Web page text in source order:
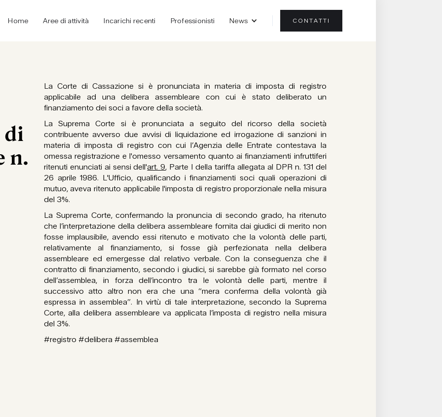
Home Aree di attività Incarichi recenti Professionisti News CONTATTI
di
n.
La Corte di Cassazione si è pronunciata in materia di imposta di registro
applicabile ad una delibera assembleare con cui è stato deliberato un
finanziamento dei soci a favore della società.
La Suprema Corte si è pronunciata a seguito del ricorso della società
contribuente avverso due avvisi di liquidazione ed irrogazione di sanzioni in
materia di imposta di registro con cui l’Agenzia delle Entrate contestava la
omessa registrazione e l'omesso versamento quanto ai finanziamenti infruttiferi
ritenuti enunciati ai sensi dell'art. 9, Parte I della tariffa allegata al DPR n. 131 del
26 aprile 1986. L'Ufficio, qualificando i finanziamenti soci quali operazioni di
mutuo, aveva ritenuto applicabile l'imposta di registro proporzionale nella misura
del 3%.
La Suprema Corte, confermando la pronuncia di secondo grado, ha ritenuto
che l’interpretazione della delibera assembleare fornita dai giudici di merito non
fosse implausibile, avendo essi ritenuto e motivato che la volontà delle parti,
relativamente al finanziamento, si fosse già perfezionata nella delibera
assembleare ed emergesse dal relativo verbale. Con la conseguenza che il
contratto di finanziamento, secondo i giudici, si sarebbe già formato nel corso
dell’assemblea, in forza dell’incontro tra le volontà delle parti, mentre il
successivo atto altro non era che una “mera conferma della volontà già
espressa in assemblea”. In virtù di tale interpretazione, secondo la Suprema
Corte, alla delibera assembleare va applicata l’imposta di registro nella misura
del 3%.
#registro #delibera #assemblea